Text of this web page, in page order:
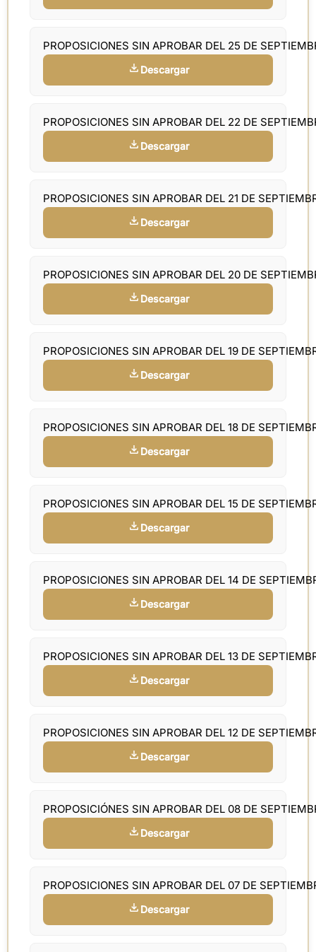
PROPOSICIONES SIN APROBAR DEL 25 DE
Descargar
PROPOSICIONES SIN APROBAR DEL 22 DE
Descargar
PROPOSICIONES SIN APROBAR DEL 21 DE
Descargar
PROPOSICIONES SIN APROBAR DEL 20 DE
Descargar
PROPOSICIONES SIN APROBAR DEL 19 DE
Descargar
PROPOSICIONES SIN APROBAR DEL 18 DE
Descargar
PROPOSICIONES SIN APROBAR DEL 15 DE
Descargar
PROPOSICIONES SIN APROBAR DEL 14 DE
Descargar
PROPOSICIONES SIN APROBAR DEL 13 DE
Descargar
PROPOSICIONES SIN APROBAR DEL 12 DE
Descargar
PROPOSICIÓNES SIN APROBAR DEL 08 DE
Descargar
PROPOSICIONES SIN APROBAR DEL 07 DE
Descargar